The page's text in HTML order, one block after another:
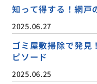
知って得する！網戸
2025.06.27
ゴミ屋敷掃除で発見
ピソード
2025.06.25